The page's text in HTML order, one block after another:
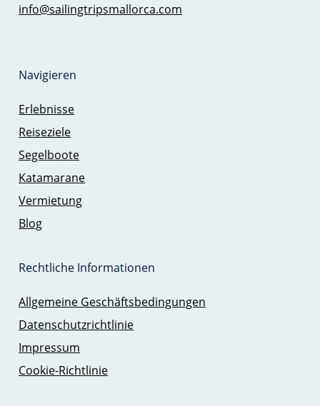
info@sailingtripsmallorca.com
Navigieren
Erlebnisse
Reiseziele
Segelboote
Katamarane
Vermietung
Blog
Rechtliche Informationen
Allgemeine Geschäftsbedingungen
Datenschutzrichtlinie
Impressum
Cookie-Richtlinie